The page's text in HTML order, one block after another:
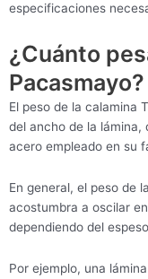
especificaciones
¿Cuánto
Pacasmayo?
El peso de la calamina
del ancho de la lámina,
acero empleado en su
En general, el peso de
acostumbra a oscilar
dependiendo del
Por ejemplo, una